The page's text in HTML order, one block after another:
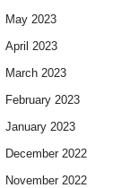
May 2023
April 2023
March 2023
February 2023
January 2023
December 2022
November 2022